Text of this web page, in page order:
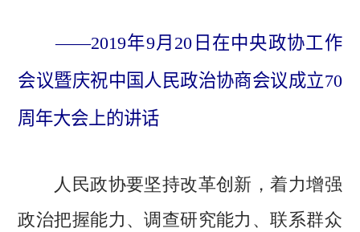
——2019年9月20日在中央政协工作
会议暨庆祝中国人民政治协商会议成立70
周年大会上的讲话
人民政协要坚持改革创新，着力增强
政治把握能力、调查研究能力、联系群众